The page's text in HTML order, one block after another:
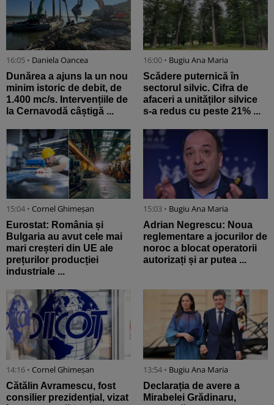
16:05 • Daniela Oancea
Dunărea a ajuns la un nou
minim istoric de debit, de
1.400 mc/s. Intervențiile de
la Cernavodă câștigă ...
16:00 • Bugiu ⁠Ana Maria
Scădere puternică în
sectorul silvic. Cifra de
afaceri a unităților silvice
s-a redus cu peste 21% ...
15:04 • Cornel Ghimeșan
Eurostat: România și
Bulgaria au avut cele mai
mari creșteri din UE ale
prețurilor producției
industriale ...
15:03 • Bugiu ⁠Ana Maria
Adrian Negrescu: Noua
reglementare a jocurilor de
noroc a blocat operatorii
autorizați și ar putea ...
14:16 • Cornel Ghimeșan
Cătălin Avramescu, fost
consilier prezidențial, vizat
13:54 • Bugiu ⁠Ana Maria
Declarația de avere a
Mirabelei Grădinaru,